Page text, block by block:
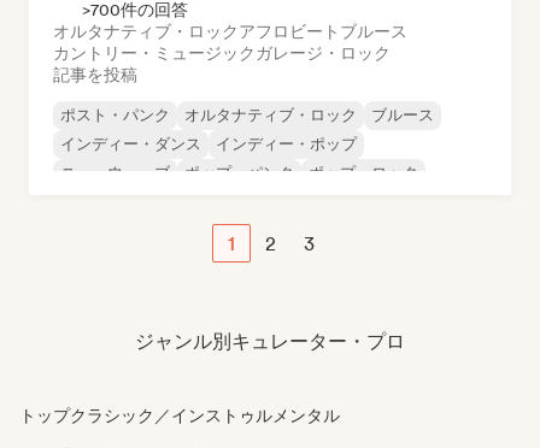
>700件の回答
オルタナティブ・ロックアフロビート ブルース
カントリー・ミュージックガレージ・ロック
記事を投稿
ポスト・パンク オルタナティブ・ロック
ブルース
インディー・ダンス
インディー・ポップ
ニューウェーブ
ポップ・パンク ポップ・ロック
1 2 3
ジャンル別キュレーター・プロ
トップクラシック／インストゥルメンタル